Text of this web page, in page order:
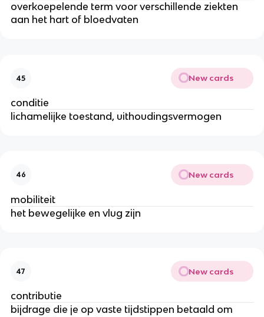
overkoepelende term voor verschillende ziekten
aan het hart of bloedvaten
45 New cards
conditie
lichamelijke toestand, uithoudingsvermogen
46 New cards
mobiliteit
het bewegelijke en vlug zijn
47 New cards
contributie
bijdrage die je op vaste tijdstippen betaald om